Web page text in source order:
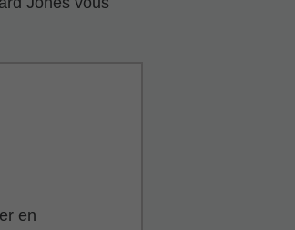
en